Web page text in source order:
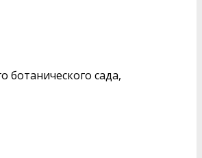
ботанического сада,